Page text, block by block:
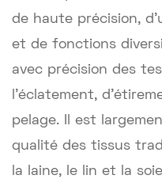
de haute précision,
et de fonctions
avec précision des
l'éclatement,
pelage. Il est
qualité des tissus
la laine, le lin et la